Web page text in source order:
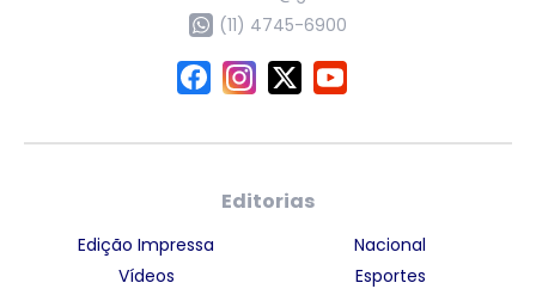
(11) 4745-6900
Editorias
Edição Impressa
Vídeos
Nacional
Esportes